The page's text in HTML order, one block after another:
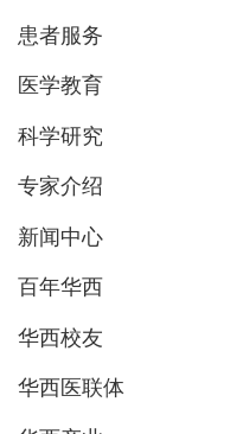
患者服务
医学教育
科学研究
专家介绍
新闻中心
百年华西
华西校友
华西医联体